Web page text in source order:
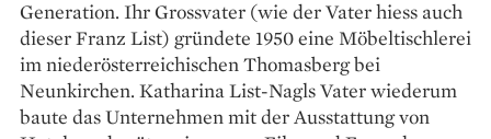
Generation. Ihr Grossvater (wie der Vater hiess auch
dieser Franz List) gründete 1950 eine Möbeltischlerei
im niederösterreichischen Thomasberg bei
Neunkirchen. Katharina List-Nagls Vater wiederum
baute das Unternehmen mit der Ausstattung von